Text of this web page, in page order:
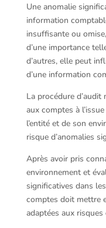
Une anomalie
information
insuffisante ou
d’une importance
d’autres, elle peut
d’une information
La procédure
aux comptes à
l’entité et de son
risque d’anomalies
Après avoir pris
environnement et
significatives dans
comptes doit mettre
adaptées aux risques